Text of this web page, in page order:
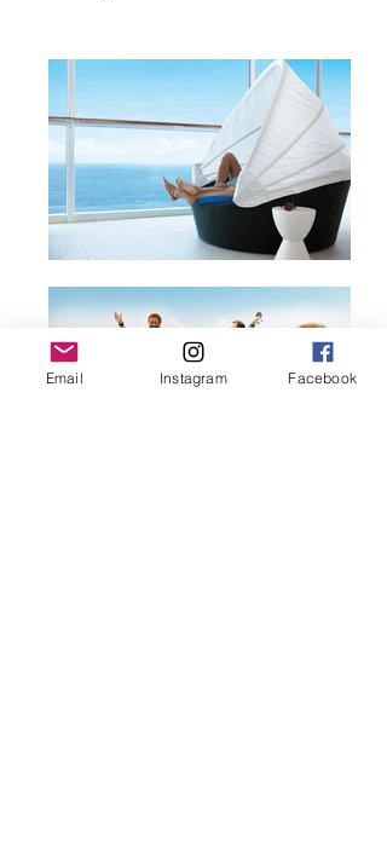
Email Instagram Facebook